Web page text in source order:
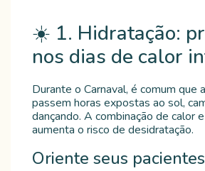
☀️ 1. Hidratação:
nos dias de calor
Durante o Carnaval, é comum que
passem horas expostas ao sol,
dançando. A combinação de calor
aumenta o risco de desidratação.
Oriente seus